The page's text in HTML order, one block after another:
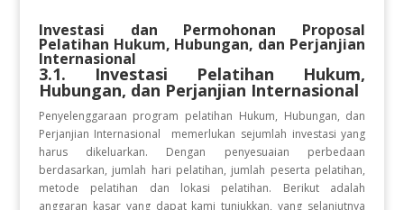
Investasi dan Permohonan Proposal
Pelatihan Hukum, Hubungan, dan Perjanjian
Internasional
3.1. Investasi Pelatihan Hukum,
Hubungan, dan Perjanjian Internasional
Penyelenggaraan program pelatihan Hukum, Hubungan, dan
Perjanjian Internasional
memerlukan sejumlah investasi yang
harus dikeluarkan. Dengan penyesuaian perbedaan
berdasarkan, jumlah hari pelatihan, jumlah peserta pelatihan,
metode pelatihan dan lokasi pelatihan. Berikut adalah
anggaran kasar yang dapat kami tunjukkan, yang selanjutnya